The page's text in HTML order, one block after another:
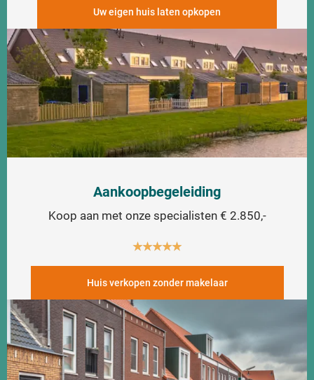
Uw eigen huis laten opkopen
Aankoopbegeleiding
Koop aan met onze specialisten € 2.850,-
★★★★★
Huis verkopen zonder makelaar